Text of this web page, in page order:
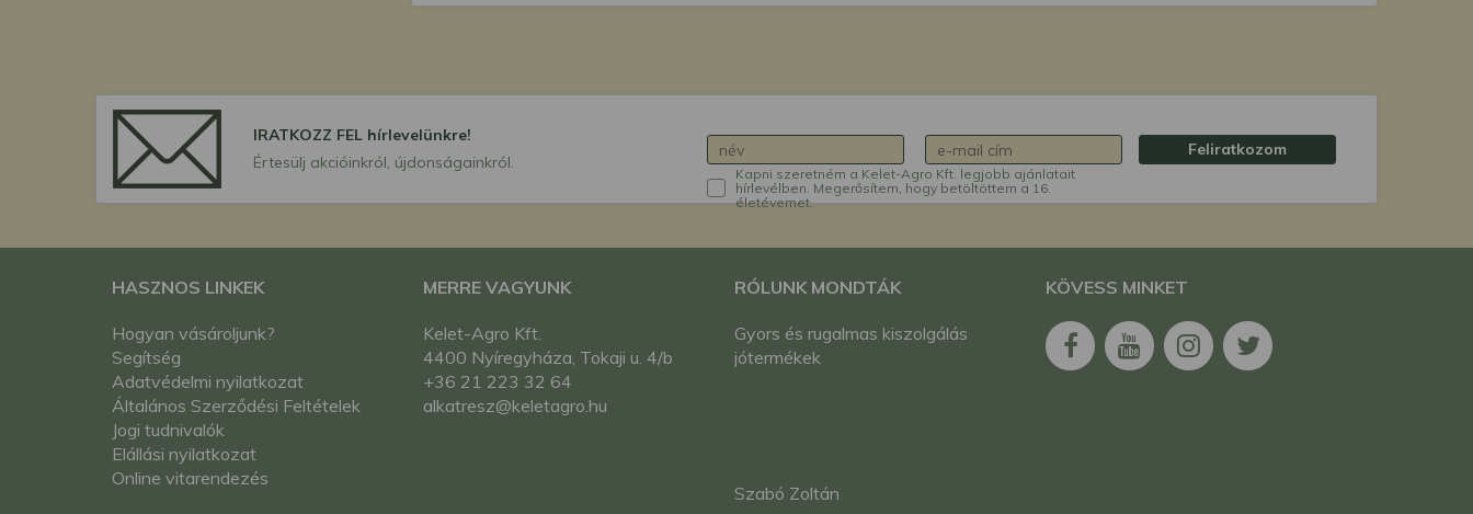
IRATKOZZ FEL hírlevelünkre!
Értesülj akcióinkról, újdonságainkról.
Kapni szeretném a Kelet-Agro Kft. legjobb ajánlatait
hírlevélben. Megerősítem, hogy betöltöttem a 16.
életévemet.
Feliratkozom
HASZNOS LINKEK
Hogyan vásároljunk?
Segítség
Adatvédelmi nyilatkozat
Általános Szerződési Feltételek
Jogi tudnivalók
Elállási nyilatkozat
Online vitarendezés
MERRE VAGYUNK
Kelet-Agro Kft.
4400 Nyíregyháza, Tokaji u. 4/b
+36 21 223 32 64
alkatresz@keletagro.hu
RÓLUNK MONDTÁK
Gyors és rugalmas kiszolgálás
jótermékek
Szabó Zoltán
KÖVESS MINKET